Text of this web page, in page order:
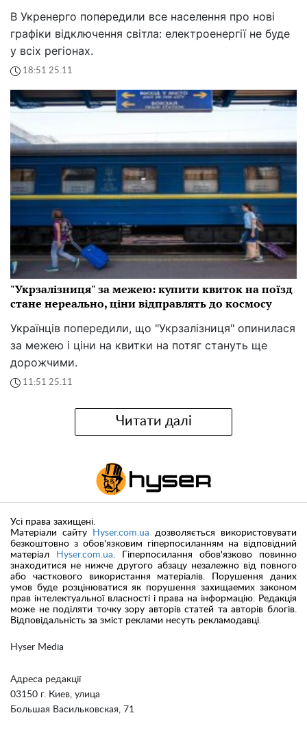
В Укренерго попередили все населення про нові
графіки відключення світла: електроенергії не буде
у всіх регіонах.
18:51 25.11
"Укрзалізниця" за межею: купити квиток на поїзд
стане нереально, ціни відправлять до космосу
Українців попередили, що "Укрзалізниця" опинилася
за межею і ціни на квитки на потяг стануть ще
дорожчими.
11:51 25.11
Читати далі
Hyser Media
Адреса редакції
03150 г. Киев, улица
Большая Васильковская, 71
Усі права захищені.
Матеріали сайту
Hyser.com.ua дозволяється використовувати
безкоштовно з обов'язковим гіперпосиланням на відповідний
матеріал
Hyser.com.ua . Гіперпосилання обов'язково повинно
знаходитися не нижче другого абзацу незалежно від повного
або часткового використання матеріалів. Порушення даних
умов буде розцінюватися як порушення захищаемих законом
прав інтелектуальної власності і права на інформацію. Редакція
може не поділяти точку зору авторів статей та авторів блогів.
Відповідальність за зміст реклами несуть рекламодавці.